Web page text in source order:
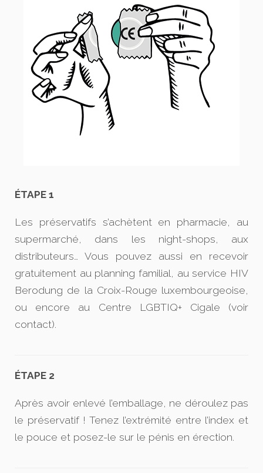
ÉTAPE 1
Les préservatifs s’achètent en pharmacie, au
supermarché, dans les night-shops, aux
distributeurs… Vous pouvez aussi en recevoir
gratuitement au planning familial, au service HIV
Berodung de la Croix-Rouge luxembourgeoise,
ou encore au Centre LGBTIQ+ Cigale (voir
contact).
ÉTAPE 2
Après avoir enlevé l’emballage, ne déroulez pas
le préservatif ! Tenez l’extrémité entre l’index et
le pouce et posez-le sur le pénis en érection.